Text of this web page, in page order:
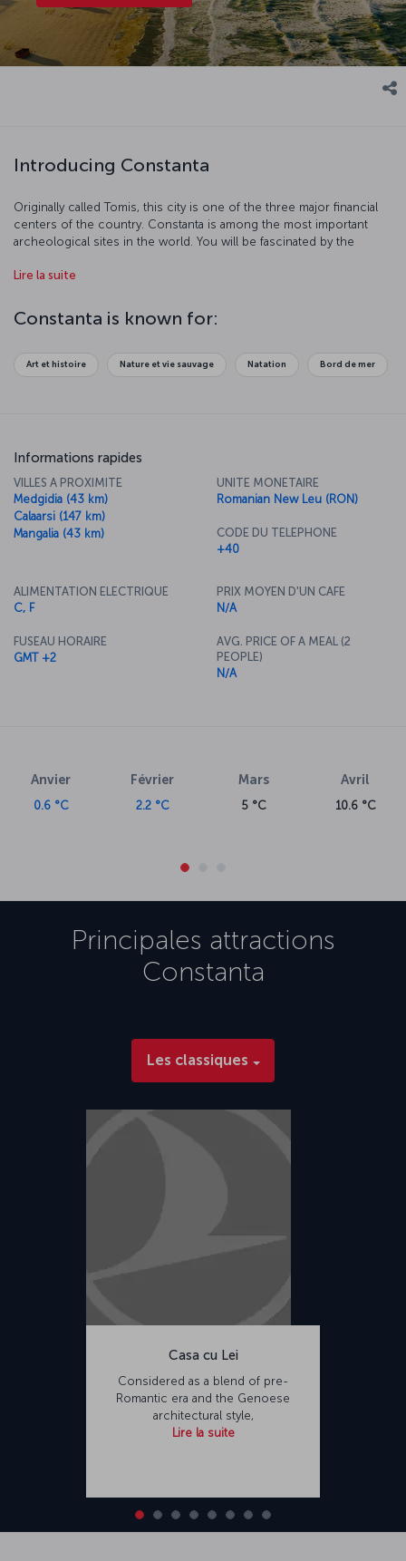
Introducing Constanta
Originally called Tomis, this city is one of the three major financial
centers of the country. Constanta is among the most important
archeological sites in the world. You will be fascinated by the
Lire la suite
Constanta is known for:
Art et histoire Nature et vie sauvage Natation Bord de mer
Informations rapides
VILLES A PROXIMITE
Medgidia (43 km)
Calaarsi (147 km)
Mangalia (43 km)
UNITE MONETAIRE
Romanian New Leu (RON)
CODE DU TELEPHONE
+40
ALIMENTATION ELECTRIQUE
C, F
FUSEAU HORAIRE
GMT +2
PRIX MOYEN D'UN CAFE
N/A
AVG. PRICE OF A MEAL (2
PEOPLE)
N/A
Anvier
0.6 °C
Février
2.2 °C
Mars
5 °C
Avril
10.6 °C
Principales attractions
Constanta
Les classiques
Casa cu Lei
Considered as a blend of pre-
Romantic era and the Genoese
architectural style,
Lire la suite